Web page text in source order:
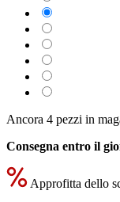
Ancora 4 pezzi in
Consegna entro il
Approfitta dello